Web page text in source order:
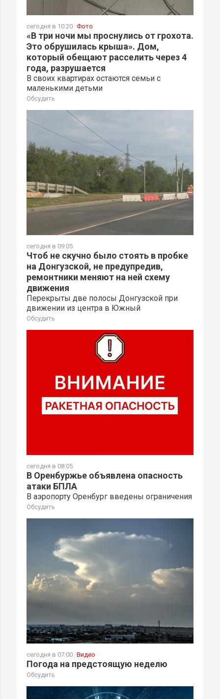
сегодня в 10:20 Фото
«В три ночи мы проснулись от грохота.
Это обрушилась крыша». Дом,
который обещают расселить через 4
года, разрушается
В своих квартирах остаются семьи с
маленькими детьми
Обсудить
сегодня в 09:05
Чтоб не скучно было стоять в пробке
на Донгузской, не предупредив,
ремонтники меняют на ней схему
движения
Перекрыты две полосы Донгузской при
движении из центра в Южный
Обсудить
сегодня в 08:05
В Оренбуржье объявлена опасность
атаки БПЛА
В аэропорту Оренбург введены ограничения
Обсудить
сегодня в 07:00 Видео
Погода на предстоящую неделю
Обсудить